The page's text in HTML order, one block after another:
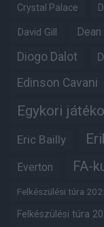
Crystal Palace
David Gill
Diogo Dalot
Edinson Cavani
Egykori
Eric Bailly
Everton FA-
Felkészülési túra
Felkészülési túra